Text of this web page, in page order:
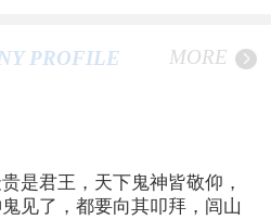
PROFILE MORE
是君王，天下鬼神皆敬仰，
见了，都要向其叩拜，闾山